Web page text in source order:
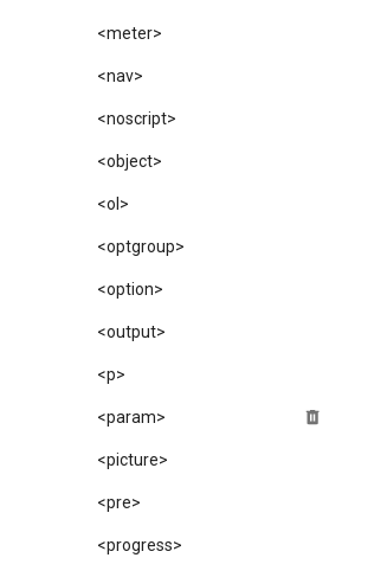
<meter>
<nav>
<noscript>
<object>
<ol>
<optgroup>
<option>
<output>
<p>
<param>
<picture>
<pre>
<progress>